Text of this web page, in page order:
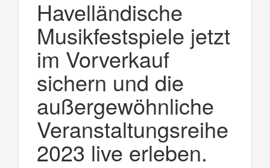
Havelländische
Musikfestspiele jetzt
im Vorverkauf
sichern und die
außergewöhnliche
Veranstaltungsreihe
2023 live erleben.